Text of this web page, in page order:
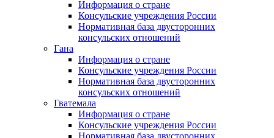
Информация о стране
Консульские учреждения России
Нормативная база двусторонних
консульских отношений
Гана
Информация о стране
Консульские учреждения России
Нормативная база двусторонних
консульских отношений
Гватемала
Информация о стране
Консульские учреждения России
Нормативная база двусторонних